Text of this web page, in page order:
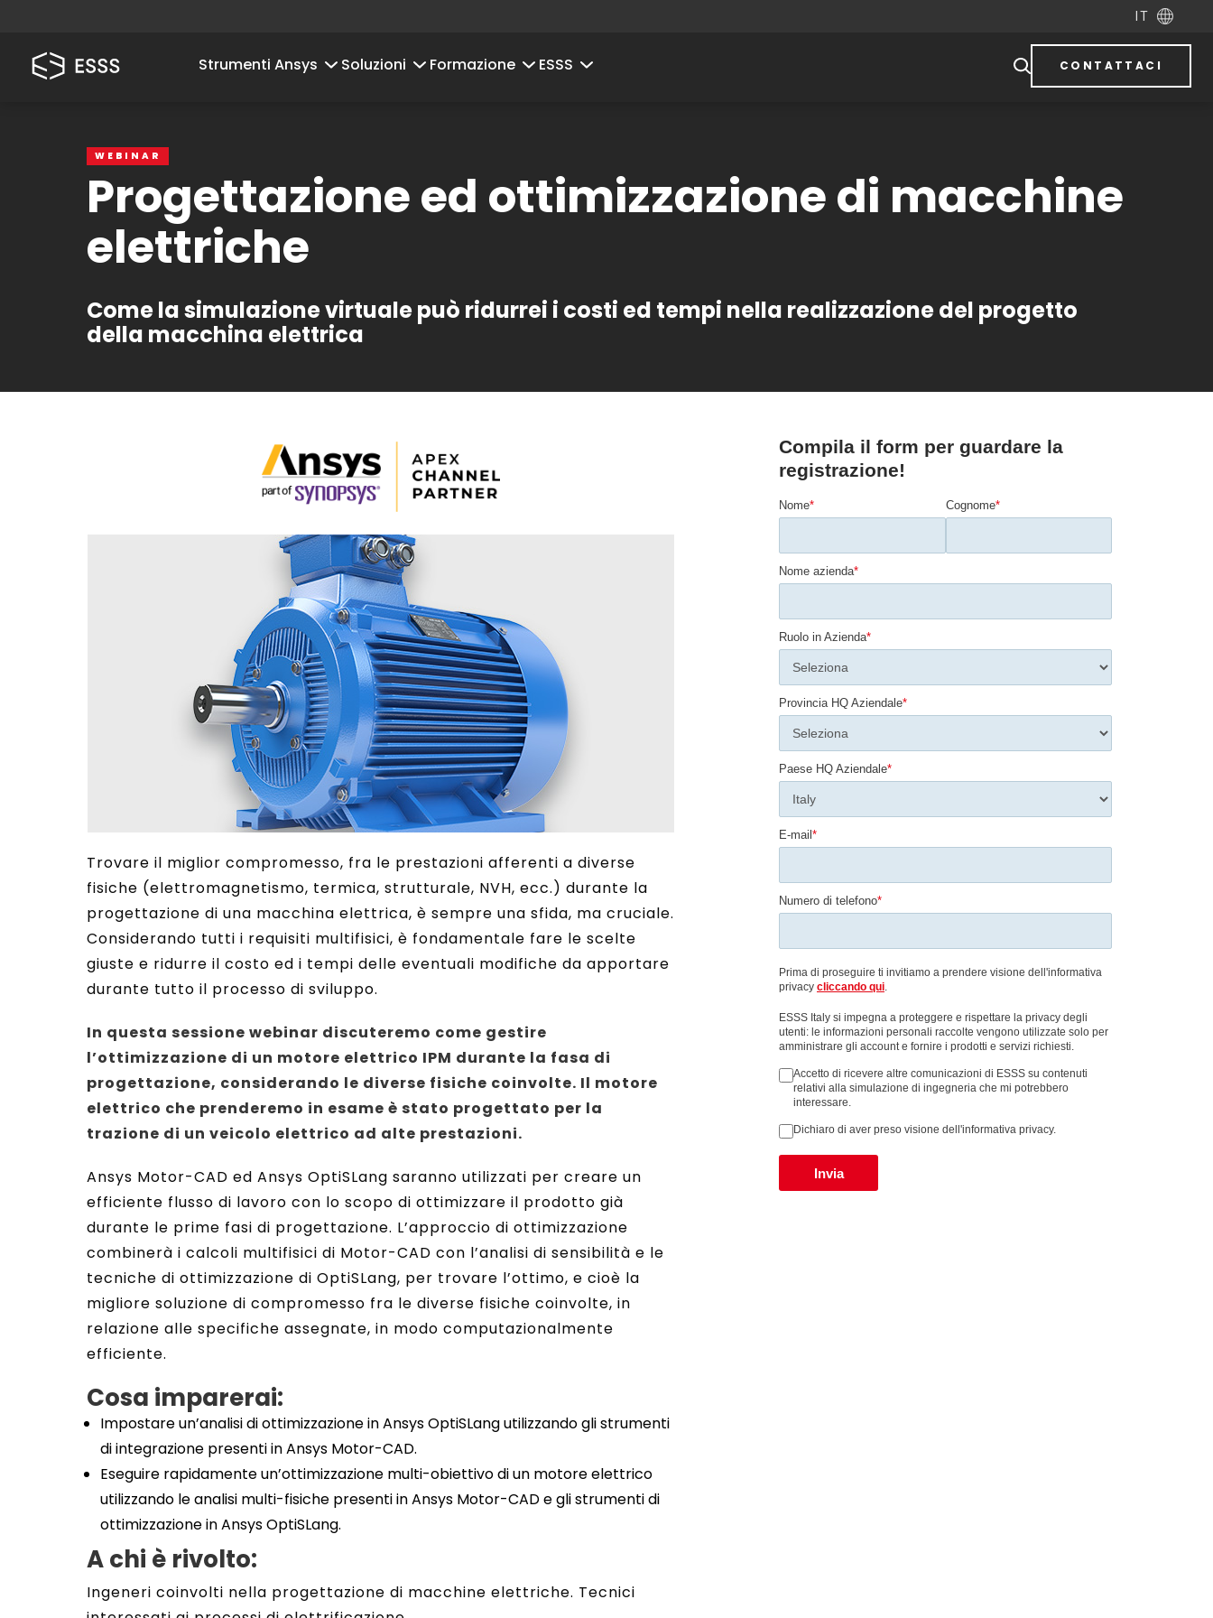
IT
Strumenti Ansys Soluzioni Formazione ESSS CONTATTACI
WEBINAR
Progettazione ed ottimizzazione di macchine
elettriche
Come la simulazione virtuale può ridurrei i costi ed tempi nella realizzazione del progetto
della macchina elettrica
Trovare il miglior compromesso, fra le prestazioni afferenti a diverse
fisiche (elettromagnetismo, termica, strutturale, NVH, ecc.) durante la
progettazione di una macchina elettrica, è sempre una sfida, ma cruciale.
Considerando tutti i requisiti multifisici, è fondamentale fare le scelte
giuste e ridurre il costo ed i tempi delle eventuali modifiche da apportare
durante tutto il processo di sviluppo.
In questa sessione webinar discuteremo come gestire
l’ottimizzazione di un motore elettrico IPM durante la fasa di
progettazione, considerando le diverse fisiche coinvolte. Il motore
elettrico che prenderemo in esame è stato progettato per la
trazione di un veicolo elettrico ad alte prestazioni.
Ansys Motor-CAD ed Ansys OptiSLang saranno utilizzati per creare un
efficiente flusso di lavoro con lo scopo di ottimizzare il prodotto già
durante le prime fasi di progettazione. L’approccio di ottimizzazione
combinerà i calcoli multifisici di Motor-CAD con l’analisi di sensibilità e le
tecniche di ottimizzazione di OptiSLang, per trovare l’ottimo, e cioè la
migliore soluzione di compromesso fra le diverse fisiche coinvolte, in
relazione alle specifiche assegnate, in modo computazionalmente
efficiente.
Cosa imparerai:
Impostare un’analisi di ottimizzazione in Ansys OptiSLang utilizzando gli strumenti
di integrazione presenti in Ansys Motor-CAD.
Eseguire rapidamente un’ottimizzazione multi-obiettivo di un motore elettrico
utilizzando le analisi multi-fisiche presenti in Ansys Motor-CAD e gli strumenti di
ottimizzazione in Ansys OptiSLang.
A chi è rivolto:
Ingeneri coinvolti nella progettazione di macchine elettriche. Tecnici